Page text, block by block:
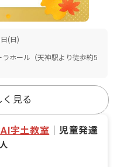
(日)
ラホール（天神駅より徒歩約5
く見る
宇土教室
児童発達